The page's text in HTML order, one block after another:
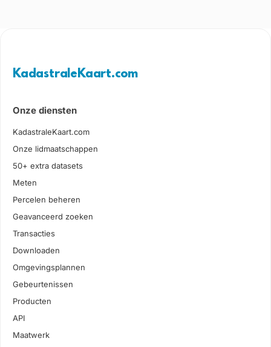
KadastraleKaart.com
Onze diensten
KadastraleKaart.com
Onze lidmaatschappen
50+ extra datasets
Meten
Percelen beheren
Geavanceerd zoeken
Transacties
Downloaden
Omgevingsplannen
Gebeurtenissen
Producten
API
Maatwerk